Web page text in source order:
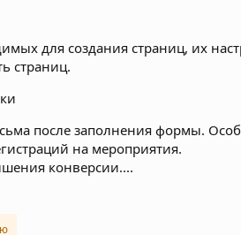
для создания страниц, их
страниц.
после заполнения формы.
на мероприятия.
конверсии....